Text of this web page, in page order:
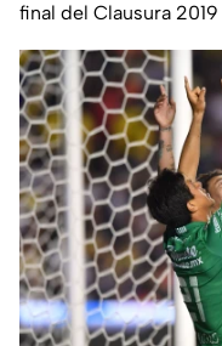
final del Clausura 2019